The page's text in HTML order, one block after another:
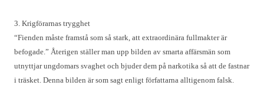
3. Krigförarnas trygghet
“Fienden måste framstå som så stark, att extraordinära fullmakter är
befogade.” Återigen ställer man upp bilden av smarta affärsmän som
utnyttjar ungdomars svaghet och bjuder dem på narkotika så att de fastnar
i träsket. Denna bilden är som sagt enligt författarna alltigenom falsk.